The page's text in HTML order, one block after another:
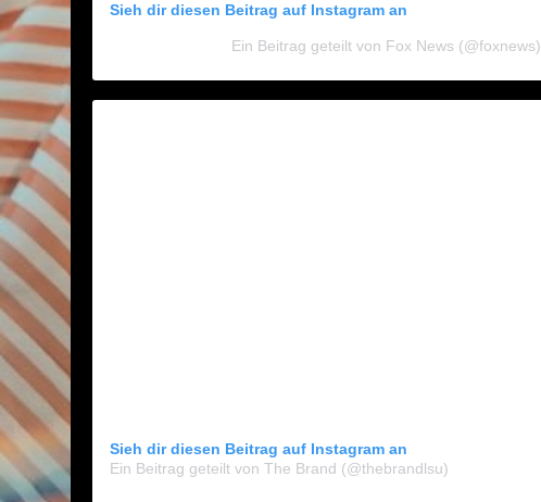
Sieh dir diesen Beitrag auf Instagram an
Ein Beitrag geteilt von Fox News (@foxnews)
Sieh dir diesen Beitrag auf Instagram an
Ein Beitrag geteilt von The Brand (@thebrandlsu)